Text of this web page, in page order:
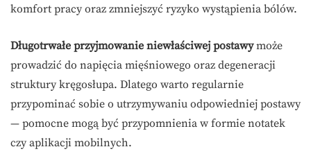
komfort pracy oraz zmniejszyć ryzyko wystąpienia bólów.
Długotrwałe przyjmowanie niewłaściwej postawymoże
prowadzić do napięcia mięśniowego oraz degeneracji
struktury kręgosłupa. Dlatego warto regularnie
przypominać sobie o utrzymywaniu odpowiedniej postawy
— pomocne mogą być przypomnienia w formie notatek
czy aplikacji mobilnych.